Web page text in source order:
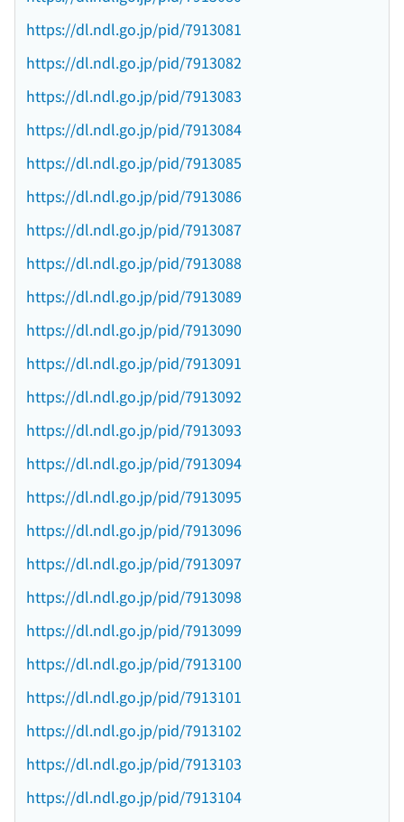
https://dl.ndl.go.jp/pid/7913081
https://dl.ndl.go.jp/pid/7913082
https://dl.ndl.go.jp/pid/7913083
https://dl.ndl.go.jp/pid/7913084
https://dl.ndl.go.jp/pid/7913085
https://dl.ndl.go.jp/pid/7913086
https://dl.ndl.go.jp/pid/7913087
https://dl.ndl.go.jp/pid/7913088
https://dl.ndl.go.jp/pid/7913089
https://dl.ndl.go.jp/pid/7913090
https://dl.ndl.go.jp/pid/7913091
https://dl.ndl.go.jp/pid/7913092
https://dl.ndl.go.jp/pid/7913093
https://dl.ndl.go.jp/pid/7913094
https://dl.ndl.go.jp/pid/7913095
https://dl.ndl.go.jp/pid/7913096
https://dl.ndl.go.jp/pid/7913097
https://dl.ndl.go.jp/pid/7913098
https://dl.ndl.go.jp/pid/7913099
https://dl.ndl.go.jp/pid/7913100
https://dl.ndl.go.jp/pid/7913101
https://dl.ndl.go.jp/pid/7913102
https://dl.ndl.go.jp/pid/7913103
https://dl.ndl.go.jp/pid/7913104